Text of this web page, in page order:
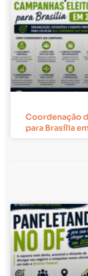
Coordenação
para Brasília